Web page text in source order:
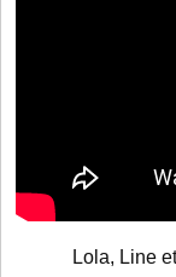
Lola, Line